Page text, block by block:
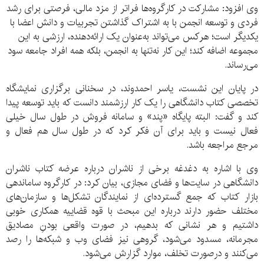
وی افزود: مشارکت در کارگروه‌ها فراتر از مزد مالی، فرصتی برای رشد
فردی و توسعه انجمن با به اشتراک گذاشتن تجربیات و دانش اعضا با
یکدیگر است؛ هرکس می‌تواند به‌عنوان یک ارائه‌دهنده، ارزشی به این
مجموعه اضافه کند؛ این کار نه‌تنها به انجمن، بلکه همه افراد جامعه سود
می‌رساند.
در پایان این نشست، یاسر احمدوند، در سخنانی برگزاری نمایشگاه
تخصصی کتاب دانشگاهی را یک کار ارزشمند دانست که باید توسعه پیدا
کند و گفت: البته پایگاه «پند» و سامانه فروش در طول سال خیلی
فعال نیست و باید برای آن فکر کرد که در طول سال هم فعال و
مرجع مراجعه باشد.
وی با اشاره به دغدغه برخی از ناشران درباره عرضه کتاب ناشران
دانشگاهی در سایت‌ها و فضای مجازی، بیان کرد: در کارگروه ساماندهی
بازار کتاب که جمع گسترده‌ای از نمایندگان تشکل‌ها و سازمان‌های
مختلف حضور دارند درباره این مبحث با قوه قضاییه همکاری خوبی
داشتیم و هر نشانی که بدهیم، در صورت واقعی بودنِ مصادیق
مجرمانه، مسدود می‌شود، گروهی نیز فضای وب و شبکه‌ها را رصد
می‌کنند و درصورت تخلف، موارد گزارش می‌شود.